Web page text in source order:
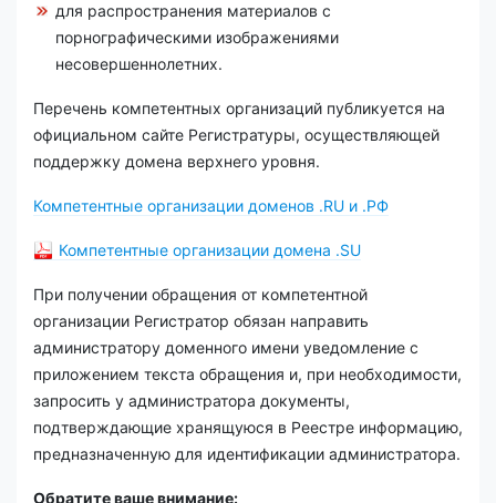
для распространения материалов с
порнографическими изображениями
несовершеннолетних.
Перечень компетентных организаций публикуется на
официальном сайте Регистратуры, осуществляющей
поддержку домена верхнего уровня.
Компетентные организации доменов .RU и .РФ
Компетентные организации домена .SU
При получении обращения от компетентной
организации Регистратор обязан направить
администратору доменного имени уведомление с
приложением текста обращения и, при необходимости,
запросить у администратора документы,
подтверждающие хранящуюся в Реестре информацию,
предназначенную для идентификации администратора.
Обратите ваше внимание: